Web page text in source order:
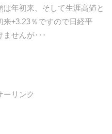
年初来、そして生涯高値と
+3.23％ですので日経平
せんが･･･
ーリンク